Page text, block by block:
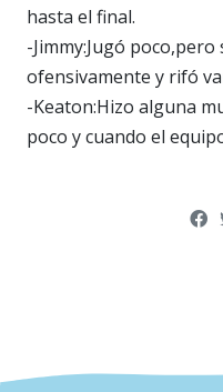
hasta el final.
-Jimmy:Jugó
ofensivamente y rifó
-Keaton:Hizo alguna
poco y cuando el